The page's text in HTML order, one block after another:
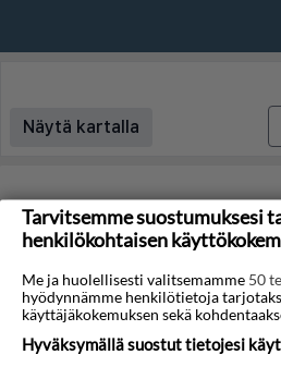
Näytä kartalla
Matkoja ei
Voit saada lisää tuloksia
Tarvitsemme suostumuksesi
henkilökohtaisen
Me ja huolellisesti valitsemamme 50
hyödynnämme henkilötietoja
käyttäjäkokemuksen sekä
Hyväksymällä suostut tietojesi